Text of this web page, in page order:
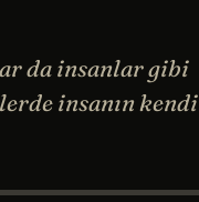
da insanlar gibi
insanın kendi